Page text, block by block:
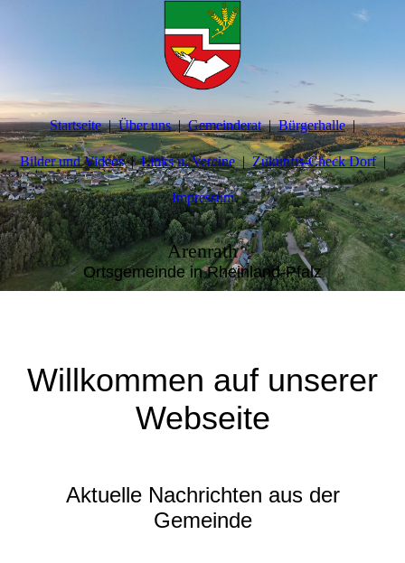
Startseite Über uns Gemeinderat Bürgerhalle
Bilder und Videos Links u. Vereine Zukunfts-Check Dorf
Impressum
Arenrath
Ortsgemeinde in Rheinland-Pfalz
Willkommen auf unserer
Webseite
Aktuelle Nachrichten aus der
Gemeinde